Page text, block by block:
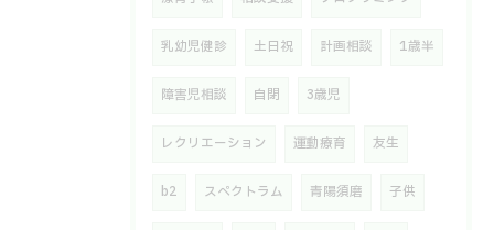
乳幼児健診 土日祝 計画相談 1歳半
障害児相談 自閉 3歳児
レクリエーション 運動療育 友生
b2 スペクトラム 青陽須磨 子供